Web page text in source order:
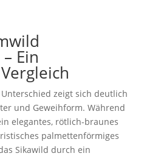
Ein
zeigt sich deutlich
und Geweihform. Während
elegantes, rötlich-braunes
palmettenförmiges
Sikawild durch ein